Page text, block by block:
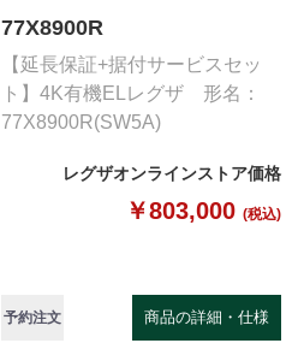
77X8900R
【延長保証+据付サービスセッ
ト】4K有機ELレグザ 形名：
77X8900R(SW5A)
レグザオンラインストア価格
￥803,000 (税込)
予約注文 商品の詳細・仕様